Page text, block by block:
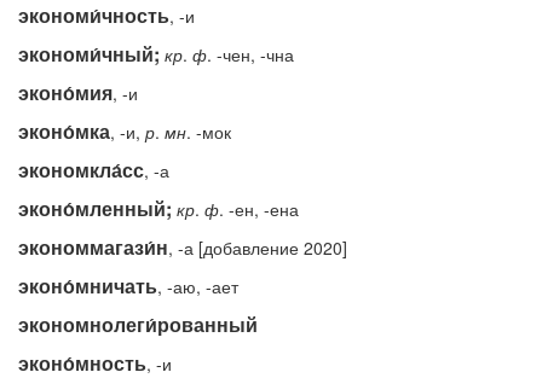
экономи́чность, -и
экономи́чный; кр. ф. -чен, -чна
эконо́мия, -и
эконо́мка, -и, р. мн. -мок
экономкла́сс, -а
эконо́мленный; кр. ф. -ен, -ена
экономмагази́н, -а [добавление 2020]
эконо́мничать, -аю, -ает
экономнолеги́рованный
эконо́мность, -и